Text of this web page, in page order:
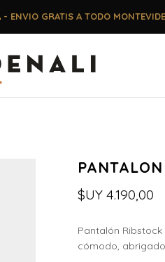
- ENVIO GRATIS A TODO
$UY 4.190,00
Pantalón
cómodo,